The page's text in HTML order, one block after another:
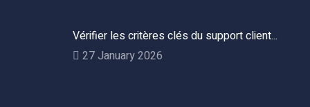
Vérifier les critères clés du support client...
27 January 2026